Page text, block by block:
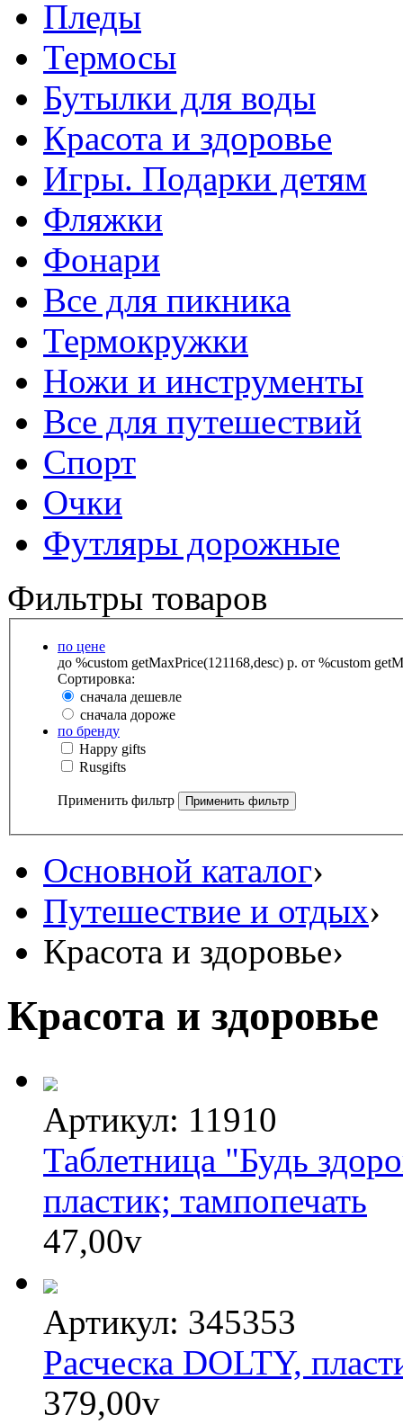
Пледы
Термосы
Бутылки для воды
Красота и здоровье
Игры. Подарки детям
Фляжки
Фонари
Все для пикника
Термокружки
Ножи и инструменты
Все для путешествий
Спорт
Очки
Футляры дорожные
Фильтры товаров
по цене
до %custom getMaxPrice(121168,desc) р. от %custom
Сортировка:
сначала дешевле
сначала дороже
по бренду
Happy gifts
Rusgifts
Применить фильтр
Основной каталог›
Путешествие и отдых›
Красота и здоровье›
Красота и здоровье
Артикул: 11910
Таблетница "Будь
пластик; тампопечать
47,00v
Артикул: 345353
Расческа DOLTY,
379,00v